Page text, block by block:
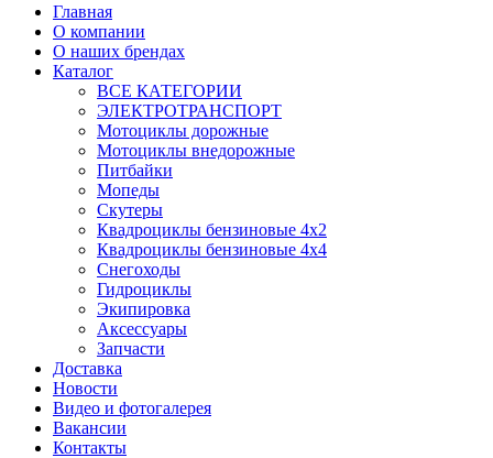
Главная
О компании
О наших брендах
Каталог
ВСЕ КАТЕГОРИИ
ЭЛЕКТРОТРАНСПОРТ
Мотоциклы дорожные
Мотоциклы внедорожные
Питбайки
Мопеды
Скутеры
Квадроциклы бензиновые 4х2
Квадроциклы бензиновые 4х4
Снегоходы
Гидроциклы
Экипировка
Аксессуары
Запчасти
Доставка
Новости
Видео и фотогалерея
Вакансии
Контакты